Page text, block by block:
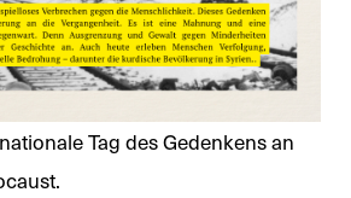
Tag des Gedenkens an